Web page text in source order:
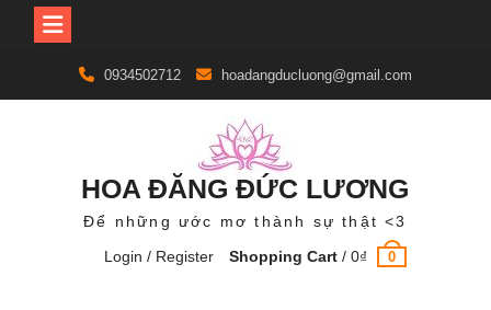
content
0934502712 hoadangducluong@gmail.com
HOA ĐĂNG ĐỨC LƯƠNG
Để những ước mơ thành sự thật <3
Login / Register
Shopping Cart /0₫ 0